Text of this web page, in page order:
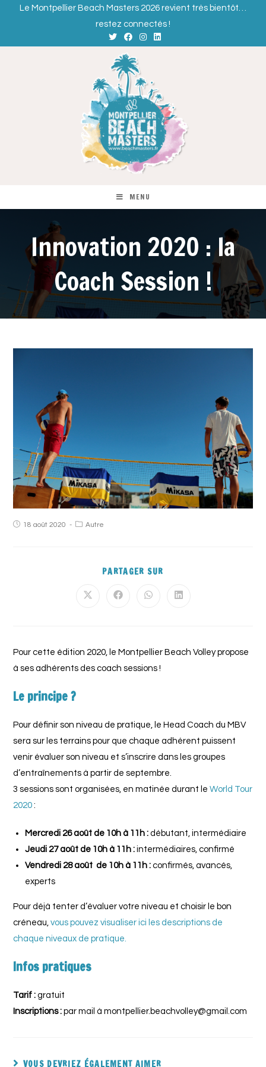
Le Montpellier Beach Masters 2026 revient très bientôt…
restez connectés !
MENU
Innovation 2020 : la
Coach Session !
18 août 2020 Autre
PARTAGER SUR
Pour cette édition 2020, le Montpellier Beach Volley propose
à ses adhérents des coach sessions !
Le principe ?
Pour définir son niveau de pratique, le Head Coach du MBV
sera sur les terrains pour que chaque adhérent puissent
venir évaluer son niveau et s’inscrire dans les groupes
d’entraînements à partir de septembre.
3 sessions sont organisées, en matinée durant le World Tour
2020 :
Mercredi 26 août de 10h à 11h : débutant, intermédiaire
Jeudi 27 août de 10h à 11h : intermédiaires, confirmé
Vendredi 28 août de 10h à 11h : confirmés, avancés,
experts
Pour déjà tenter d’évaluer votre niveau et choisir le bon
créneau,vous pouvez visualiser ici les descriptions de
chaque niveaux de pratique.
Infos pratiques
Tarif : gratuit
Inscriptions : par mail à montpellier.beachvolley@gmail.com
VOUS DEVRIEZ ÉGALEMENT AIMER